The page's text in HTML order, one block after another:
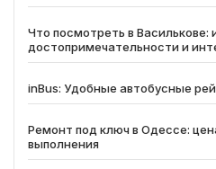
Что посмотреть в Василькове:
достопримечательности и
inBus: Удобные автобусные
Ремонт под ключ в Одессе:
выполнения